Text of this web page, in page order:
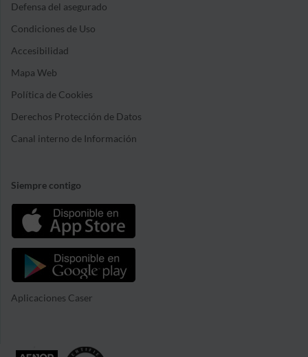
Defensa del asegurado
Condiciones de Uso
Accesibilidad
Mapa Web
Política de Cookies
Derechos Protección de Datos
Canal interno de Información
Siempre contigo
Aplicaciones Caser